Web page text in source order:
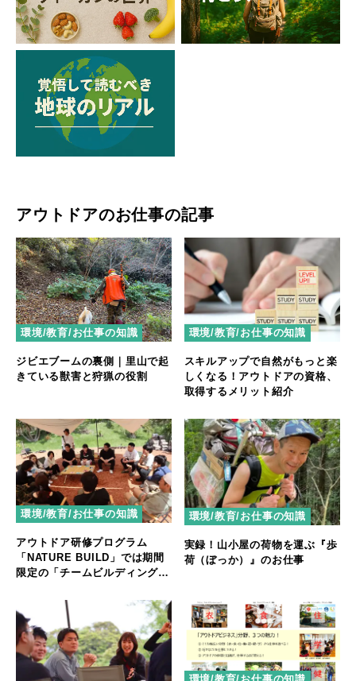
アウトドアのお仕事の記事
環境/教育/お仕事の知識
ジビエブームの裏側｜里山で起
きている獣害と狩猟の役割
環境/教育/お仕事の知識
スキルアップで自然がもっと楽
しくなる！アウトドアの資格、
取得するメリット紹介
環境/教育/お仕事の知識
アウトドア研修プログラム
「NATURE BUILD」では期間
限定の「チームビルディング特
環境/教育/お仕事の知識
実録！山小屋の荷物を運ぶ『歩
荷（ぼっか）』のお仕事